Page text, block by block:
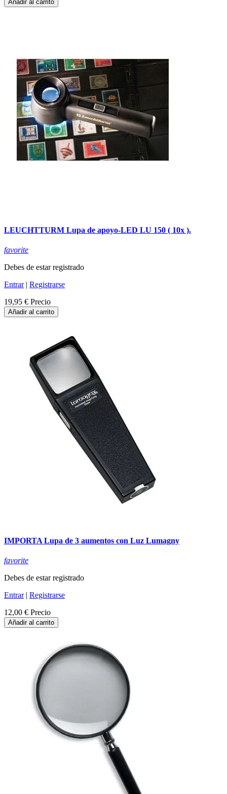
Añadir al carrito
LEUCHTTURM Lupa de apoyo-LED LU 150 ( 10x ).
favorite
Debes de estar registrado
Entrar| Registrarse
19,95 € Precio
Añadir al carrito
IMPORTA Lupa de 3 aumentos con Luz Lumagny
favorite
Debes de estar registrado
Entrar| Registrarse
12,00 € Precio
Añadir al carrito